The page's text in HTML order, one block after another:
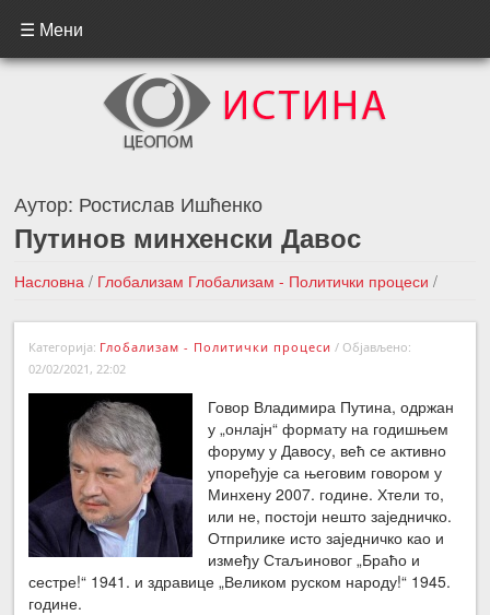
☰ Мени
Аутор: Ростислав Ишћенко
Путинов минхенски Давос
Насловна / Глобализам Глобализам - Политички процеси /
Путинов минхенски Давос
←Претходна вест
Следећа вест →
Категорија: Глобализам - Политички процеси / Објављено:
02/02/2021, 22:02
Говор Владимира Путина, одржан
у „онлајн“ формату на годишњем
форуму у Давосу, већ се активно
упоређује са његовим говором у
Минхену 2007. године. Хтели то,
или не, постоји нешто заједничко.
Отприлике исто заједничко као и
између Стаљиновог „Браћо и
сестре!“ 1941. и здравице „Великом руском народу!“ 1945.
године.